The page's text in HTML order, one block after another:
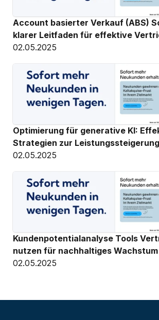
Account basierter Verkauf (ABS)
klarer Leitfaden für effektive
02.05.2025
Optimierung für generative KI:
Strategien zur Leistungssteigerung
02.05.2025
Kundenpotentialanalyse Tools
nutzen für nachhaltiges Wachstum
02.05.2025